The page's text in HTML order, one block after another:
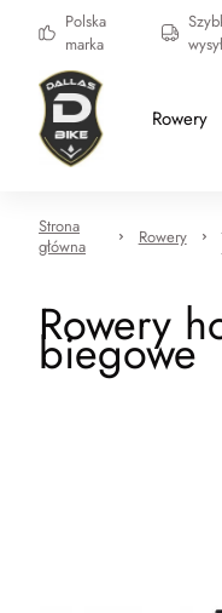
Polska
marka
Rowery
Strona
główna
Rowery
Rowery
biegowe